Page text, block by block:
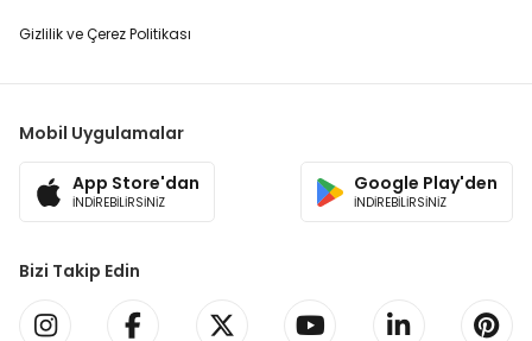
Gizlilik ve Çerez Politikası
Mobil Uygulamalar
App Store'dan
İNDİREBİLİRSİNİZ
Google Play'den
İNDİREBİLİRSİNİZ
Bizi Takip Edin